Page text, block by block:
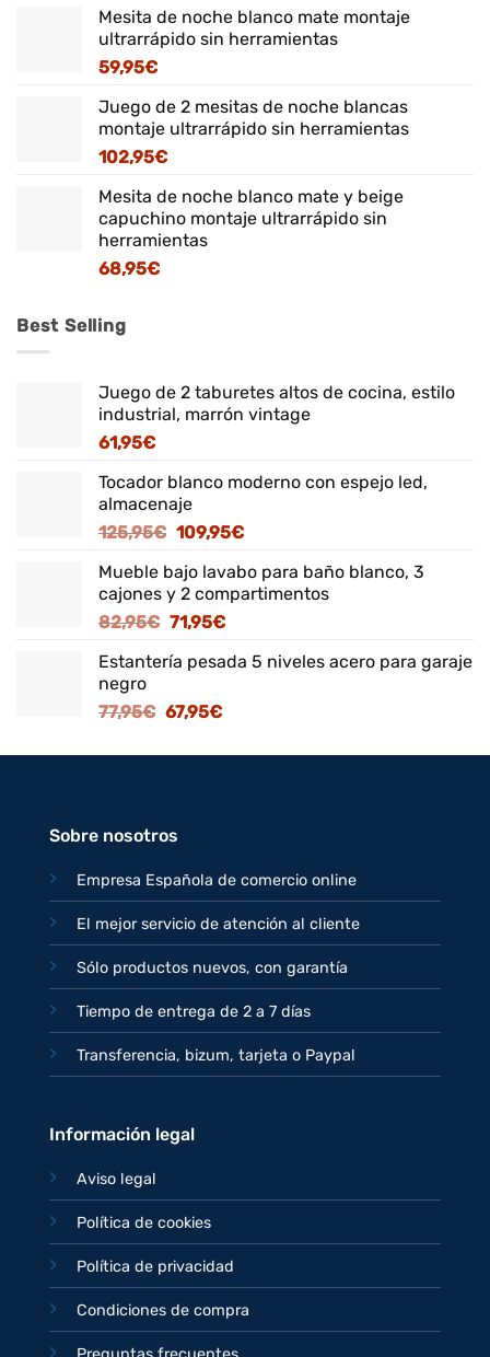
Mesita de noche blanco mate montaje
ultrarrápido sin herramientas
59,95€
Juego de 2 mesitas de noche blancas
montaje ultrarrápido sin herramientas
102,95€
Mesita de noche blanco mate y beige
capuchino montaje ultrarrápido sin
herramientas
68,95€
Best Selling
Juego de 2 taburetes altos de cocina, estilo
industrial, marrón vintage
61,95€
Tocador blanco moderno con espejo led,
almacenaje
125,95€ El
original
era:
125,95€.
109,95€El
actual
es:
Mueble bajo lavabo para baño blanco, 3
cajones y 2 compartimentos
82,95€ El
original
82,95€.
71,95€El
actual
Estantería pesada 5 niveles acero para garaje
negro
77,95€ El
original
67,95€El
actual
Sobre nosotros
Empresa Española de comercio online
El mejor servicio de atención al cliente
Sólo productos nuevos, con garantía
Tiempo de entrega de 2 a 7 días
Transferencia, bizum, tarjeta o Paypal
Información legal
Aviso legal
Política de cookies
Política de privacidad
Condiciones de compra